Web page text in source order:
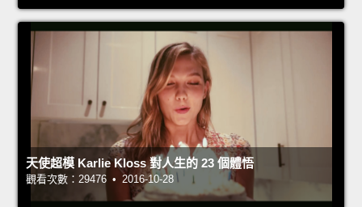
天使超模 Karlie Kloss 對人生的 23 個體悟
觀看次數：29476 • 2016-10-28